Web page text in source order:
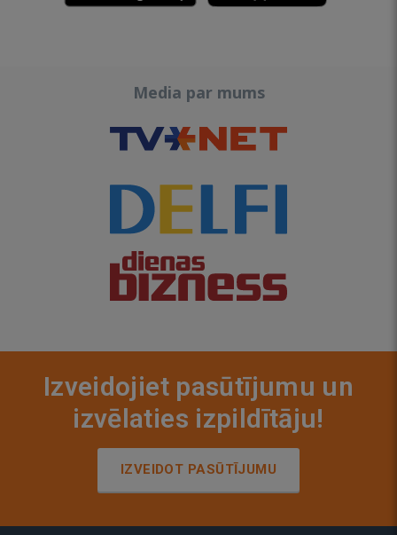
Media par mums
Izveidojiet pasūtījumu un
izvēlaties izpildītāju!
IZVEIDOT PASŪTĪJUMU